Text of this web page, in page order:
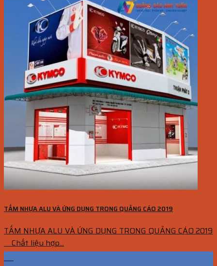
TẤM NHỰA ALU VÀ ỨNG DỤNG TRONG QUẢNG CÁO 2019
TẤM NHỰA ALU VÀ ỨNG DỤNG TRONG QUẢNG CÁO 2019
Chất liệu hợp...
06